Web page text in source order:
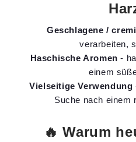
Geschlagene /
verarbeiten,
Haschische Aromen -
einem
Vielseitige Verwendung
Suche nach einem
🔥 Warum